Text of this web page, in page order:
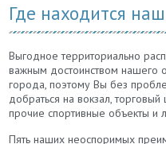
Где находится
Выгодное территориально
важным достоинством нашего
города, поэтому Вы без
добраться на вокзал,
прочие спортивные объекты и
Пять наших неоспоримых